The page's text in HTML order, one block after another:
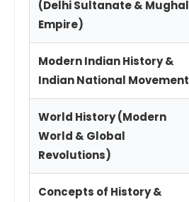
(Delhi Sultanate & Mughal
Empire)
Modern Indian History &
Indian National Movement
World History (Modern
World & Global
Revolutions)
Concepts of History &